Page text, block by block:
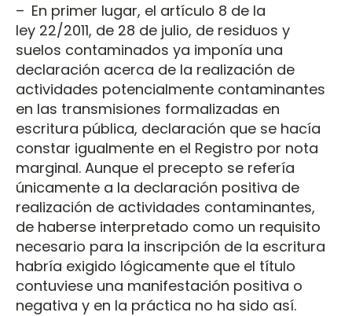
– En primer lugar, el artículo 8 de la
ley 22/2011, de 28 de julio, de residuos y
suelos contaminados ya imponía una
declaración acerca de la realización de
actividades potencialmente contaminantes
en las transmisiones formalizadas en
escritura pública, declaración que se hacía
constar igualmente en el Registro por nota
marginal. Aunque el precepto se refería
únicamente a la declaración positiva de
realización de actividades contaminantes,
de haberse interpretado como un requisito
necesario para la inscripción de la escritura
habría exigido lógicamente que el título
contuviese una manifestación positiva o
negativa y en la práctica no ha sido así.